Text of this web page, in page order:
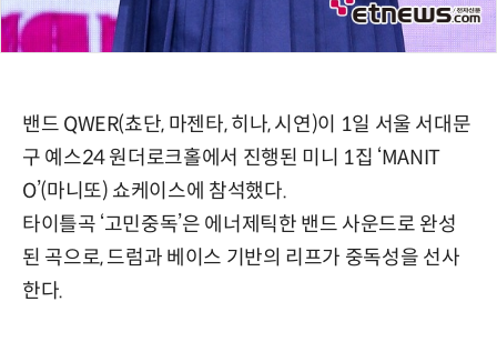
밴드 QWER(쵸단, 마젠타, 히나, 시연)이 1일 서울 서대문
구 예스24 원더로크홀에서 진행된 미니 1집 ‘MANIT
O’(마니또) 쇼케이스에 참석했다.
타이틀곡 ‘고민중독’은 에너제틱한 밴드 사운드로 완성
된 곡으로, 드럼과 베이스 기반의 리프가 중독성을 선사
한다.